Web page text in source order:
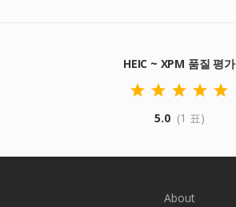
HEIC ~ XPM 품질 평가
5.0 (1 표)
About